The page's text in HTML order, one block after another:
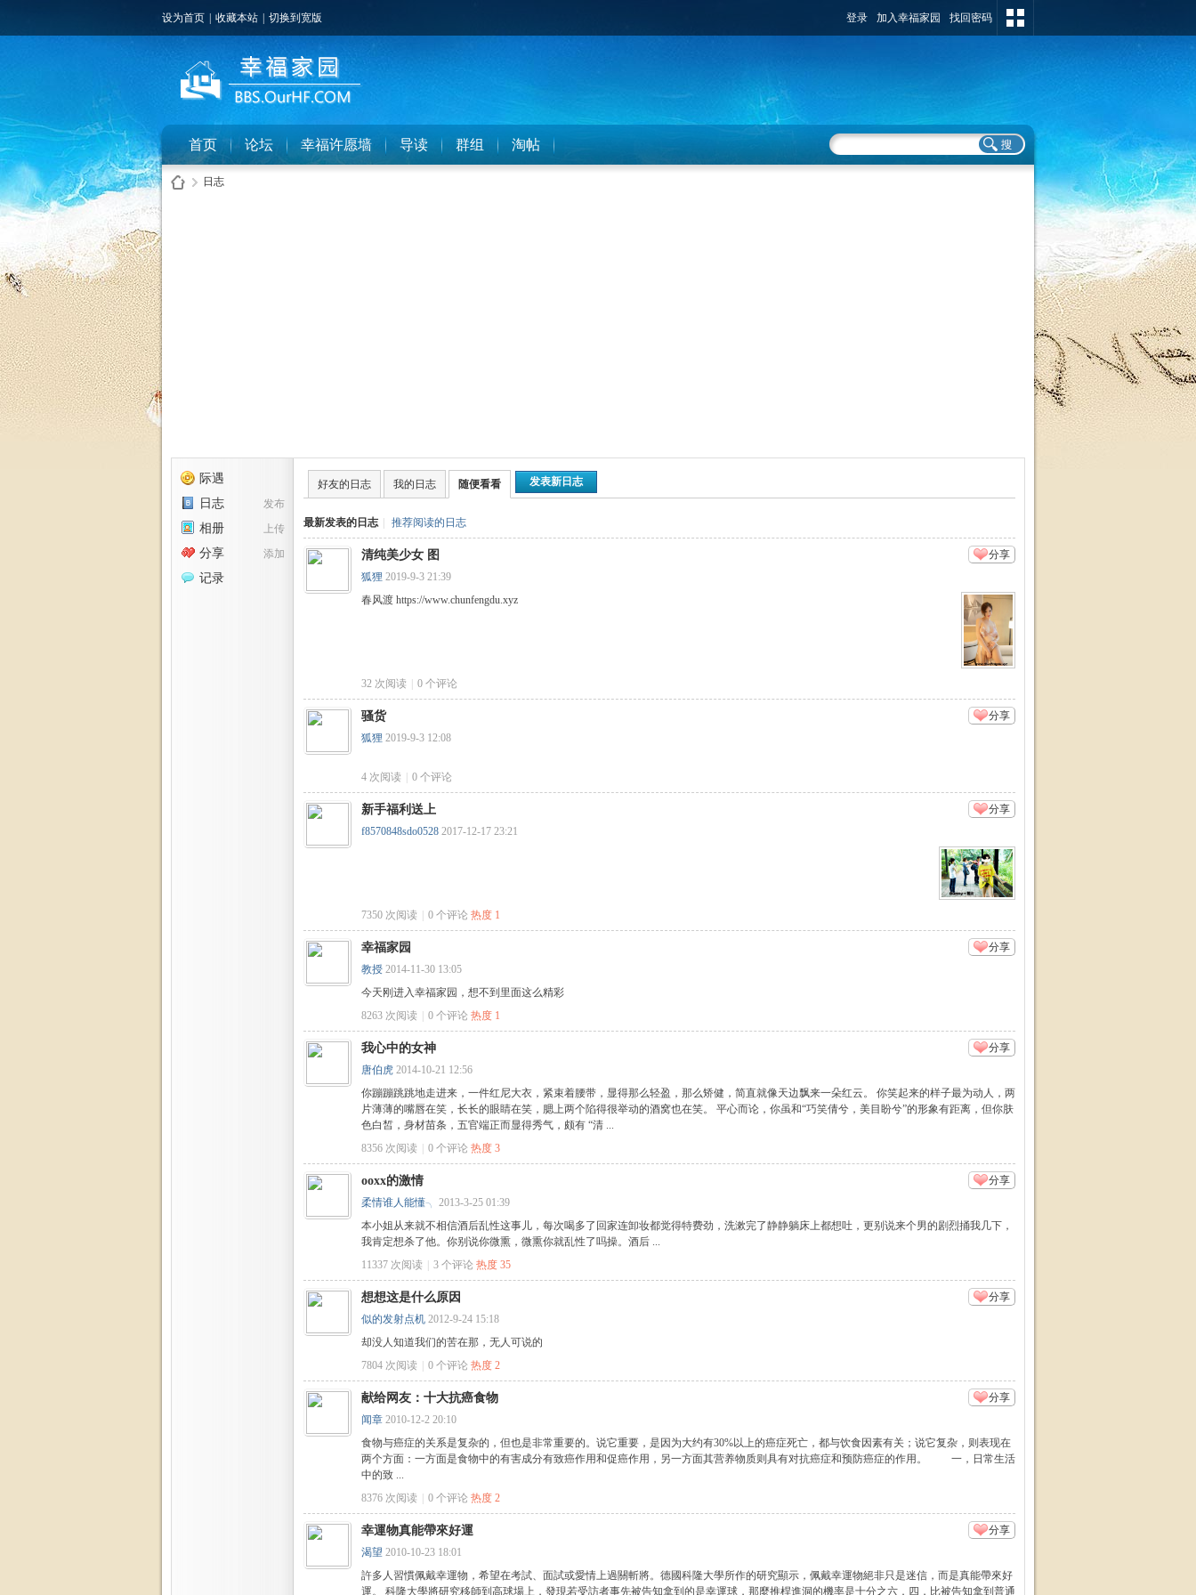
设为首页 收藏本站 切换到宽版 登录 加入幸福家园 找回密码
首页 论坛 幸福许愿墙 导读 群组 淘帖
日志
际遇
发布
日志
上传
相册
添加
分享
记录
好友的日志 我的日志 随便看看 发表新日志
最新发表的日志 推荐阅读的日志
分享
清纯美少女 图
狐狸 2019-9-3 21:39
春风渡 https://www.chunfengdu.xyz
32 次阅读 0 个评论
分享
骚货
狐狸 2019-9-3 12:08
4 次阅读 0 个评论
分享
新手福利送上
f8570848sdo0528 2017-12-17 23:21
7350 次阅读 | 0 个评论 热度 1
分享
幸福家园
教授 2014-11-30 13:05
今天刚进入幸福家园，想不到里面这么精彩
8263 次阅读 | 0 个评论 热度 1
分享
我心中的女神
唐伯虎 2014-10-21 12:56
你蹦蹦跳跳地走进来，一件红尼大衣，紧束着腰带，显得那么轻盈，那么矫健，简直就像天边飘来一朵红云。 你笑起来的样子最为动人，两
片薄薄的嘴唇在笑，长长的眼睛在笑，腮上两个陷得很举动的酒窝也在笑。 平心而论，你虽和“巧笑倩兮，美目盼兮”的形象有距离，但你肤
色白皙，身材苗条，五官端正而显得秀气，颇有 “清 ...
8356 次阅读 | 0 个评论 热度 3
分享
ooxx的激情
柔情谁人能懂╮
2013-3-25 01:39
本小姐从来就不相信酒后乱性这事儿，每次喝多了回家连卸妆都觉得特费劲，洗漱完了静静躺床上都想吐，更别说来个男的剧烈捅我几下，
我肯定想杀了他。你别说你微熏，微熏你就乱性了吗操。酒后 ...
11337 次阅读 | 3 个评论 热度 35
分享
想想这是什么原因
似的发射点机 2012-9-24 15:18
却没人知道我们的苦在那，无人可说的
7804 次阅读 | 0 个评论 热度 2
分享
献给网友：十大抗癌食物
闻章 2010-12-2 20:10
食物与癌症的关系是复杂的，但也是非常重要的。说它重要，是因为大约有30%以上的癌症死亡，都与饮食因素有关；说它复杂，则表现在
两个方面：一方面是食物中的有害成分有致癌作用和促癌作用，另一方面其营养物质则具有对抗癌症和预防癌症的作用。 一，日常生活
中的致 ...
8376 次阅读 | 0 个评论 热度 2
分享
幸運物真能帶來好運
渴望 2010-10-23 18:01
許多人習慣佩戴幸運物，希望在考試、面試或愛情上過關斬將。德國科隆大學所作的研究顯示，佩戴幸運物絕非只是迷信，而是真能帶來好
運。 科隆大學將研究移師到高球場上，發現若受訪者事先被告知拿到的是幸運球，那麼推桿進洞的機率是十分之六．四，比被告知拿到普通